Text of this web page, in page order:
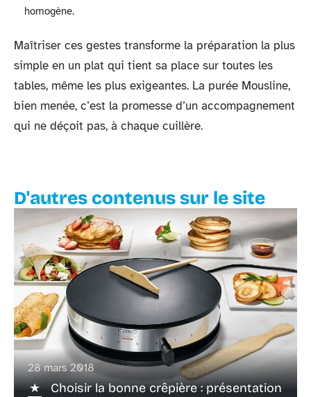
homogène.
Maîtriser ces gestes transforme la préparation la plus
simple en un plat qui tient sa place sur toutes les
tables, même les plus exigeantes. La purée Mousline,
bien menée, c’est la promesse d’un accompagnement
qui ne déçoit pas, à chaque cuillère.
D'autres contenus sur le site
28 mars 2018
Choisir la bonne crêpière : présentation